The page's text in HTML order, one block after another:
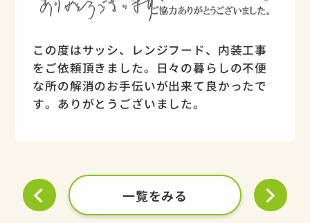
この度はサッシ、レンジフード、内装工事
をご依頼頂きました。日々の暮らしの不便
な所の解消のお手伝いが出来て良かったで
す。ありがとうございました。
一覧をみる